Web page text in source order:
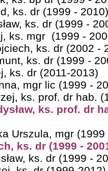
ks. dr (1999 - 2010)
ks. dr (1999 -
ks. mgr (1999 -
ks. dr (2002 -
ks. dr (1999 -
ks. dr (2011-2013)
mgr lic (1999 -
ks. prof. dr hab.
ks. prof. dr
Urszula, mgr (1999
ks. dr (1999 -
ks. dr (1999 -